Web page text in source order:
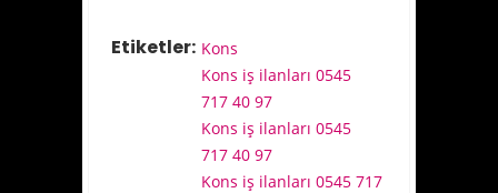
Etiketler: Kons
Kons iş ilanları 0545
717 40 97
Kons iş ilanları 0545
717 40 97
Kons iş ilanları 0545 717